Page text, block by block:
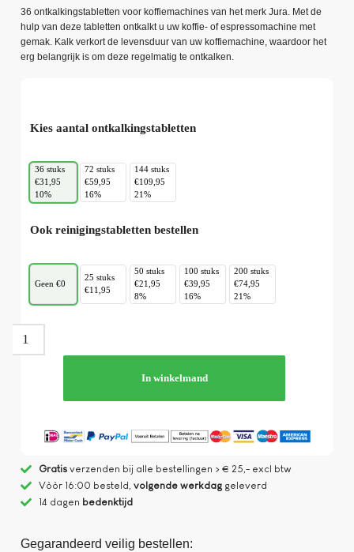
36 ontkalkingstabletten voor koffiemachines van het merk Jura. Met de
hulp van deze tabletten ontkalkt u uw koffie- of espressomachine met
gemak. Kalk verkort de levensduur van uw koffiemachine, waardoor het
erg belangrijk is om deze regelmatig te ontkalken.
Kies aantal ontkalkingstabletten
36 stuks
€31,95
10%
72 stuks
€59,95
16%
144 stuks
€109,95
21%
Ook reinigingstabletten bestellen
Geen €0
25 stuks
€11,95
50 stuks
€21,95
8%
100 stuks
€39,95
16%
200 stuks
€74,95
21%
In winkelmand
Gratisverzenden bij alle bestellingen > € 25,- excl btw
Vòòr 16:00 besteld, volgende werkdaggeleverd
14 dagen bedenktijd
Gegarandeerd veilig bestellen: